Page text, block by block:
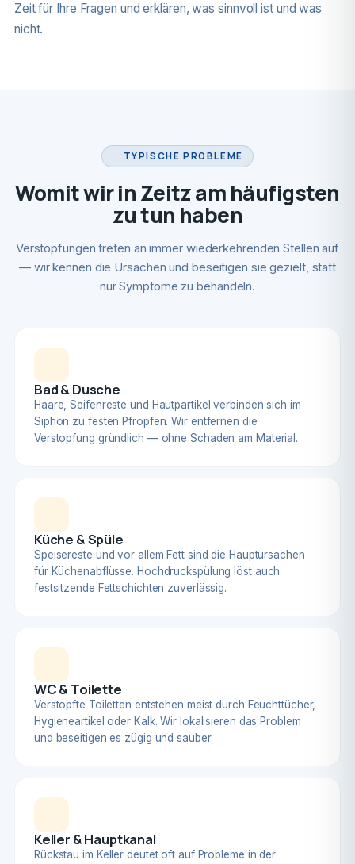
Zeit für Ihre Fragen und erklären, was sinnvoll ist und was
nicht.
TYPISCHE PROBLEME
Womit wir in Zeitz am häufigsten
zu tun haben
Verstopfungen treten an immer wiederkehrenden Stellen auf
— wir kennen die Ursachen und beseitigen sie gezielt, statt
nur Symptome zu behandeln.
Bad & Dusche
Haare, Seifenreste und Hautpartikel verbinden sich im
Siphon zu festen Pfropfen. Wir entfernen die
Verstopfung gründlich — ohne Schaden am Material.
Küche & Spüle
Speisereste und vor allem Fett sind die Hauptursachen
für Küchenabflüsse. Hochdruckspülung löst auch
festsitzende Fettschichten zuverlässig.
WC & Toilette
Verstopfte Toiletten entstehen meist durch Feuchttücher,
Hygieneartikel oder Kalk. Wir lokalisieren das Problem
und beseitigen es zügig und sauber.
Keller & Hauptkanal
Rückstau im Keller deutet oft auf Probleme in der